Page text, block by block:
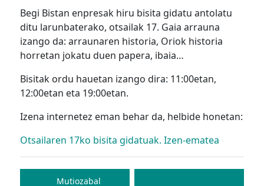
Begi Bistan enpresak hiru bisita gidatu antolatu
ditu larunbaterako, otsailak 17. Gaia arrauna
izango da: arraunaren historia, Oriok historia
horretan jokatu duen papera, ibaia…
Bisitak ordu hauetan izango dira: 11:00etan,
12:00etan eta 19:00etan.
Izena internetez eman behar da, helbide honetan:
Otsailaren 17ko bisita gidatuak. Izen-ematea
Bidalketetan
Mutiozabal